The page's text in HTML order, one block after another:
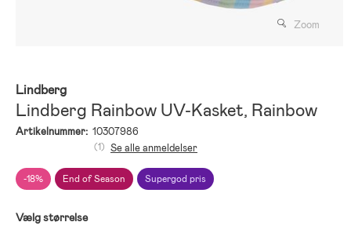
Zoom
Lindberg
Lindberg Rainbow UV-Kasket, Rainbow
Artikelnummer: 10307986
-18% End of Season Supergod pris
(1) Se alle anmeldelser
Vælg størrelse